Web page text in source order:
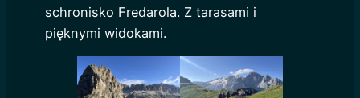
schronisko Fredarola. Z tarasami i
pięknymi widokami.